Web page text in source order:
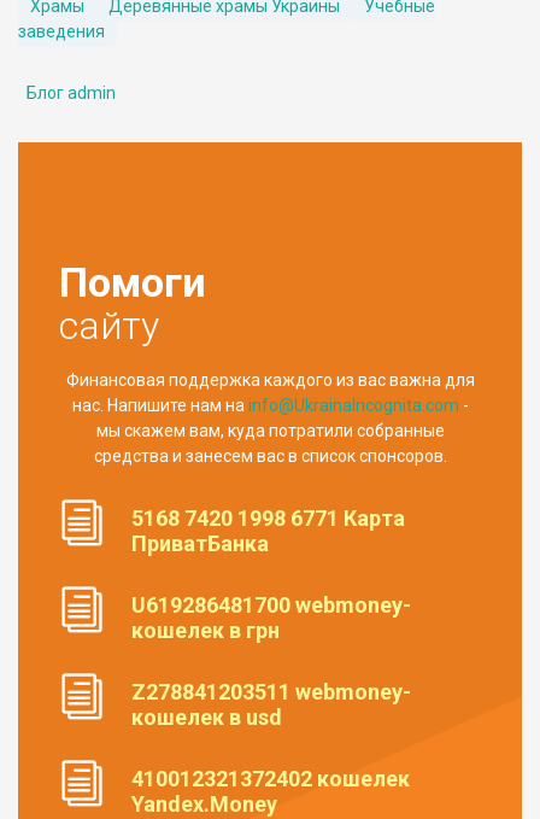
Храмы Деревянные храмы Украины
Учебные
заведения
Блог admin
Помоги
сайту
Финансовая поддержка каждого из вас важна для
нас. Напишите нам на info@UkrainaIncognita.com -
мы скажем вам, куда потратили собранные
средства и занесем вас в список спонсоров.
5168 7420 1998 6771 Карта
ПриватБанка
U619286481700 webmoney-
кошелек в грн
Z278841203511 webmoney-
кошелек в usd
410012321372402 кошелек
Yandex.Money